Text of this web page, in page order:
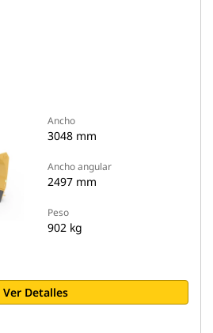
Ancho
3048 mm
Ancho angular
2497 mm
Peso
902 kg
Ver Detalles